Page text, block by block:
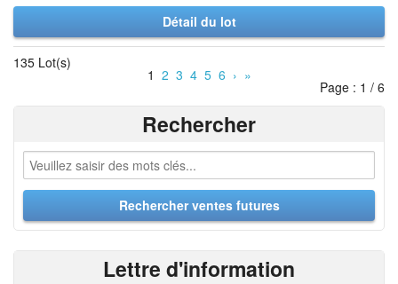
Détail du lot
135 Lot(s)
1 2 3 4 5 6 › »
Page : 1 / 6
Rechercher
Lettre d'information